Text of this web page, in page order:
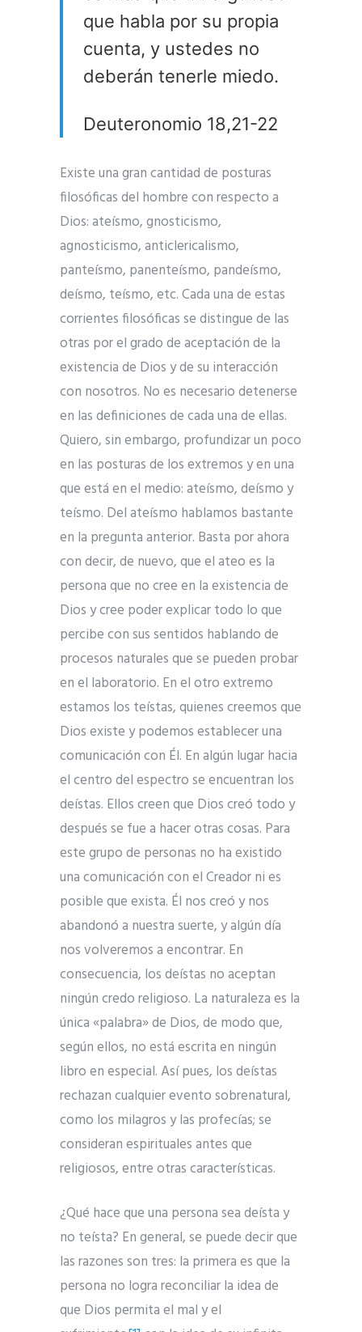
que habla por su propia
cuenta, y ustedes no
deberán tenerle miedo.
Deuteronomio 18,21-22
Existe una gran cantidad de posturas
filosóficas del hombre con respecto a
Dios: ateísmo, gnosticismo,
agnosticismo, anticlericalismo,
panteísmo, panenteísmo, pandeísmo,
deísmo, teísmo, etc. Cada una de estas
corrientes filosóficas se distingue de las
otras por el grado de aceptación de la
existencia de Dios y de su interacción
con nosotros. No es necesario detenerse
en las definiciones de cada una de ellas.
Quiero, sin embargo, profundizar un poco
en las posturas de los extremos y en una
que está en el medio: ateísmo, deísmo y
teísmo. Del ateísmo hablamos bastante
en la pregunta anterior. Basta por ahora
con decir, de nuevo, que el ateo es la
persona que no cree en la existencia de
Dios y cree poder explicar todo lo que
percibe con sus sentidos hablando de
procesos naturales que se pueden probar
en el laboratorio. En el otro extremo
estamos los teístas, quienes creemos que
Dios existe y podemos establecer una
comunicación con Él. En algún lugar hacia
el centro del espectro se encuentran los
deístas. Ellos creen que Dios creó todo y
después se fue a hacer otras cosas. Para
este grupo de personas no ha existido
una comunicación con el Creador ni es
posible que exista. Él nos creó y nos
abandonó a nuestra suerte, y algún día
nos volveremos a encontrar. En
consecuencia, los deístas no aceptan
ningún credo religioso. La naturaleza es la
única «palabra» de Dios, de modo que,
según ellos, no está escrita en ningún
libro en especial. Así pues, los deístas
rechazan cualquier evento sobrenatural,
como los milagros y las profecías; se
consideran espirituales antes que
religiosos, entre otras características.
¿Qué hace que una persona sea deísta y
no teísta? En general, se puede decir que
las razones son tres: la primera es que la
persona no logra reconciliar la idea de
que Dios permita el mal y el